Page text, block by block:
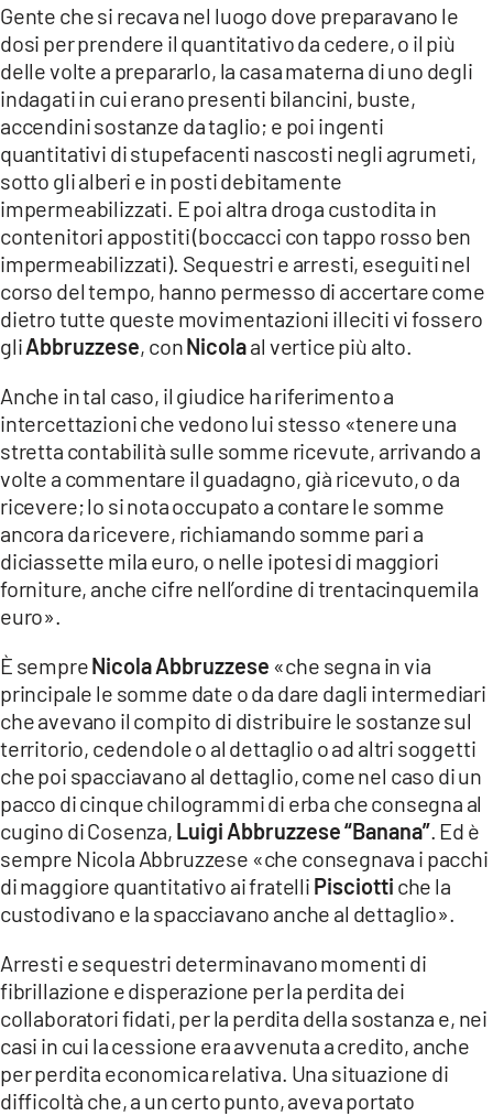
Gente che si recava nel luogo dove preparavano le
dosi per prendere il quantitativo da cedere, o il più
delle volte a prepararlo, la casa materna di uno degli
indagati in cui erano presenti bilancini, buste,
accendini sostanze da taglio; e poi ingenti
quantitativi di stupefacenti nascosti negli agrumeti,
sotto gli alberi e in posti debitamente
impermeabilizzati. E poi altra droga custodita in
contenitori appostiti (boccacci con tappo rosso ben
impermeabilizzati). Sequestri e arresti, eseguiti nel
corso del tempo, hanno permesso di accertare come
dietro tutte queste movimentazioni illeciti vi fossero
gliAbbruzzese, conNicolaal vertice più alto.
Anche in tal caso, il giudice ha riferimento a
intercettazioni che vedono lui stesso «tenere una
stretta contabilità sulle somme ricevute, arrivando a
volte a commentare il guadagno, già ricevuto, o da
ricevere; lo si nota occupato a contare le somme
ancora da ricevere, richiamando somme pari a
diciassette mila euro, o nelle ipotesi di maggiori
forniture, anche cifre nell’ordine di trentacinquemila
euro».
È sempreNicola Abbruzzese «che segna in via
principale le somme date o da dare dagli intermediari
che avevano il compito di distribuire le sostanze sul
territorio, cedendole o al dettaglio o ad altri soggetti
che poi spacciavano al dettaglio, come nel caso di un
pacco di cinque chilogrammi di erba che consegna al
cugino di Cosenza, Luigi Abbruzzese “Banana”. Ed è
sempre Nicola Abbruzzese «che consegnava i pacchi
di maggiore quantitativo ai fratelli Pisciotti che la
custodivano e la spacciavano anche al dettaglio».
Arresti e sequestri determinavano momenti di
fibrillazione e disperazione per la perdita dei
collaboratori fidati, per la perdita della sostanza e, nei
casi in cui la cessione era avvenuta a credito, anche
per perdita economica relativa. Una situazione di
difficoltà che, a un certo punto, aveva portato